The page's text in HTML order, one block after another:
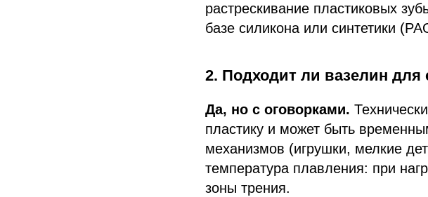
растрескивание пластиковых
базе силикона или синтетики
2. Подходит ли вазелин для
Да, но с оговорками.
пластику и может быть
механизмов (игрушки, мелкие
температура плавления: при
зоны трения.